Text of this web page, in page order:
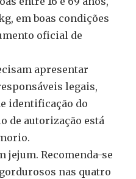
em boas condições
oficial de
apresentar
legais,
identificação do
de autorização está
jejum. Recomenda-se
nas quatro